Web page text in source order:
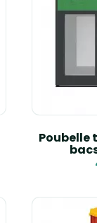
Poubelle